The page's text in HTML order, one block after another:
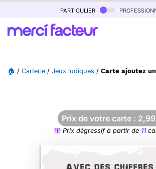
particulier
🏠 / Carterie / Jeux ludiques / Carte ajoutez
Prix de votre carte : 2,99
Prix dégressif à partir de 11